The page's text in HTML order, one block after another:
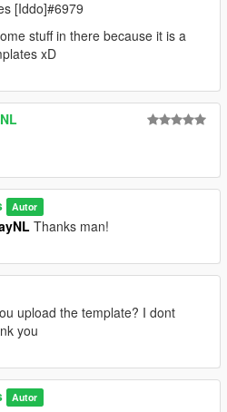
[Iddo]#6979
stuff in there because it is a
xD
Autor
Thanks man!
upload the template? I dont
you
Autor